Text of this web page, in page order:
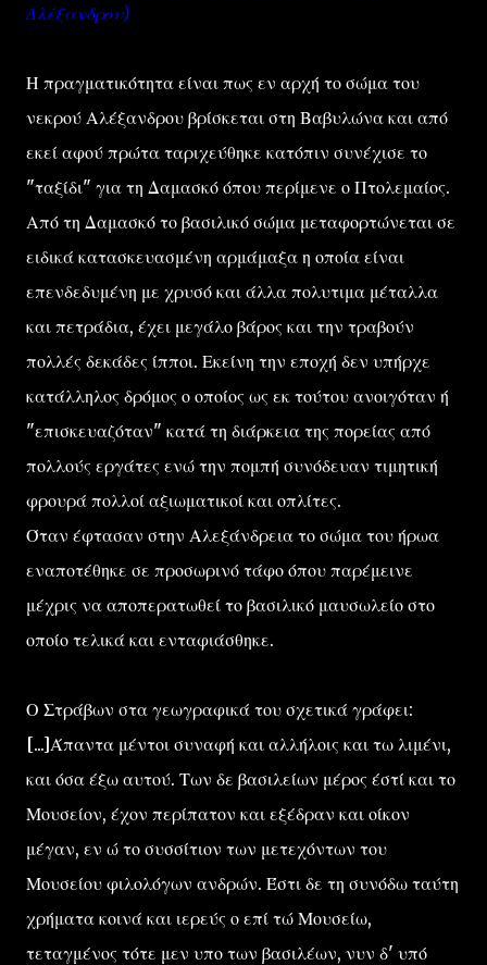
Αλέξανδρου)
Η πραγματικότητα είναι πως εν αρχή το σώμα του
νεκρού Αλέξανδρου βρίσκεται στη Βαβυλώνα και από
εκεί αφού πρώτα ταριχεύθηκε κατόπιν συνέχισε το
"ταξίδι" για τη Δαμασκό όπου περίμενε ο Πτολεμαίος.
Από τη Δαμασκό το βασιλικό σώμα μεταφορτώνεται σε
ειδικά κατασκευασμένη αρμάμαξα η οποία είναι
επενδεδυμένη με χρυσό και άλλα πολυτιμα μέταλλα
και πετράδια, έχει μεγάλο βάρος και την τραβούν
πολλές δεκάδες ίπποι. Εκείνη την εποχή δεν υπήρχε
κατάλληλος δρόμος ο οποίος ως εκ τούτου ανοιγόταν ή
"επισκευαζόταν" κατά τη διάρκεια της πορείας από
πολλούς εργάτες ενώ την πομπή συνόδευαν τιμητική
φρουρά πολλοί αξιωματικοί και οπλίτες.
Όταν έφτασαν στην Αλεξάνδρεια το σώμα του ήρωα
εναποτέθηκε σε προσωρινό τάφο όπου παρέμεινε
μέχρις να αποπερατωθεί το βασιλικό μαυσωλείο στο
οποίο τελικά και ενταφιάσθηκε.
Ο Στράβων στα γεωγραφικά του σχετικά γράφει:
[...]Άπαντα μέντοι συναφή και αλλήλοις και τω λιμένι,
και όσα έξω αυτού. Των δε βασιλείων μέρος έστί και το
Μουσείον, έχον περίπατον και εξέδραν και οίκον
μέγαν, εν ώ το συσσίτιον των μετεχόντων του
Μουσείου φιλολόγων ανδρών. Έστι δε τη συνόδω ταύτη
χρήματα κοινά και ιερεύς ο επί τώ Μουσείω,
τεταγμένος τότε μεν υπο των βασιλέων, νυν δ' υπό